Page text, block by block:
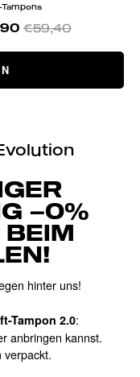
€59,40
–0%
hinter uns!
Tampon 2.0:
anbringen kannst.
verpackt.